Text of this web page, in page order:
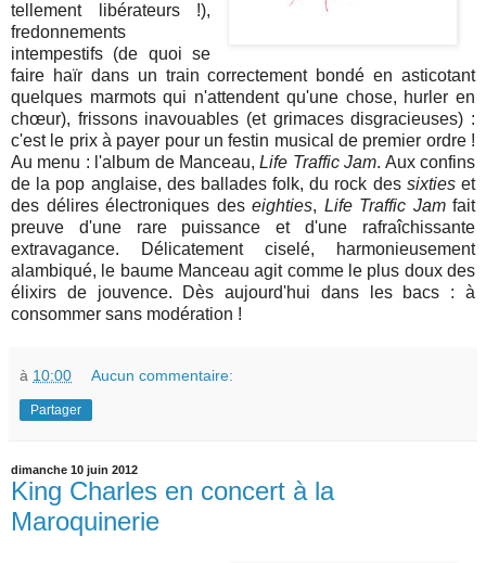
tellement libérateurs !),
fredonnements
intempestifs (de quoi se
faire haïr dans un train correctement bondé en asticotant
quelques marmots qui n'attendent qu'une chose, hurler en
chœur), frissons inavouables (et grimaces disgracieuses) :
c'est le prix à payer pour un festin musical de premier ordre !
Au menu : l'album de Manceau,Life Traffic Jam. Aux confins
de la pop anglaise, des ballades folk, du rock des sixtieset
des délires électroniques des eighties, Life Traffic Jamfait
preuve d'une rare puissance et d'une rafraîchissante
extravagance. Délicatement ciselé, harmonieusement
alambiqué, le baume Manceau agit comme le plus doux des
élixirs de jouvence. Dès aujourd'hui dans les bacs : à
consommer sans modération !
à 10:00 Aucun commentaire:
Partager
dimanche 10 juin 2012
King Charles en concert à la
Maroquinerie